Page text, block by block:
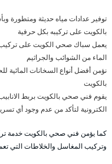
توفير عدادات مياه حديثة ومتطورة
بالكويت على تركيبه بكل حرفية
يعمل سباك صحي الكويت على تركيب
الماء من الشوائب والجراثيم
نؤمن أفضل أنواع السخانات
بالكويت
يقوم فني صحي بالكويت بربط
الكترونية لتأكد من عدم وجود أي
كما يؤمن فني صحي بالكويت خدمة
وتركيب المغاسل والخلاطات التي